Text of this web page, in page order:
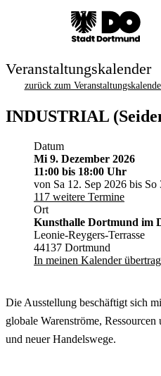
Veranstaltungskalender
zurück zum
INDUSTRIAL
Datum
Mi 9. Dezember 2026
11:00 bis 18:00 Uhr
von Sa 12. Sep 2026 bis So
117 weitere Termine
Ort
Kunsthalle Dortmund im
Leonie-Reygers-Terrasse
44137 Dortmund
In meinen Kalender
Die Ausstellung beschäftigt sich
globale Warenströme,
und neuer Handelswege.